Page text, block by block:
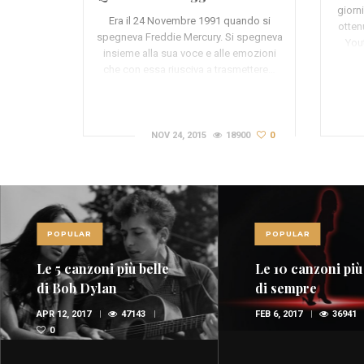
Mercury
Era il 24 Novembre 1991 quando si
spegneva Freddie Mercury. Si spegneva
insieme alla sua voce e alle emozioni
che con essa riusciva a trasmettere…
NOV 24, 2015 18900 0
POPULAR
Le 5 canzoni più belle
di Bob Dylan
APR 12, 2017
47143
0
POPULAR
Le 10 canzoni
di sempre
FEB 6, 2017 36941